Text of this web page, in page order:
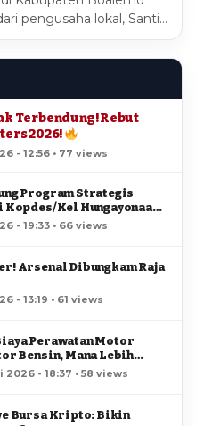
pengusaha lokal, Santi…
Terbendung! Rebut
2026!
- 12:56 • 77 views
Program Strategis
Kel Hungayonaa
Dibangun di Gorontalo
- 19:33 • 66 views
Arsenal Dibungkam Raja
- 13:19 • 61 views
Perawatan Motor
Bensin, Mana Lebih
- 18:37 • 58 views
Bursa Kripto: Bikin